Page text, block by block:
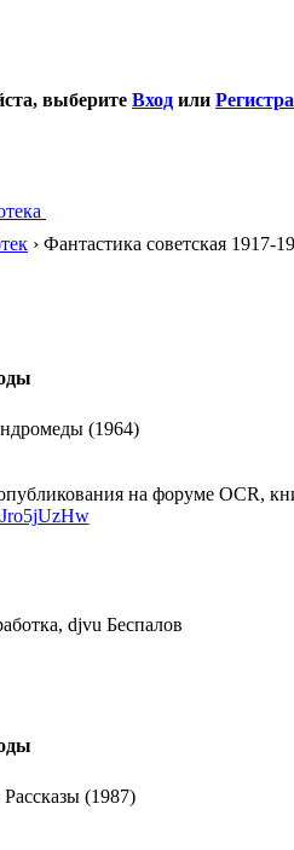
выберите Вход или
› Фантастика советская 1917-
(1964)
на форуме OCR,
djvu Беспалов
(1987)